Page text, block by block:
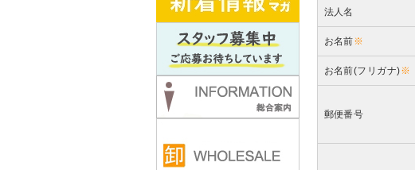
法人名
お名前※
お名前(フリガナ)※
郵便番号